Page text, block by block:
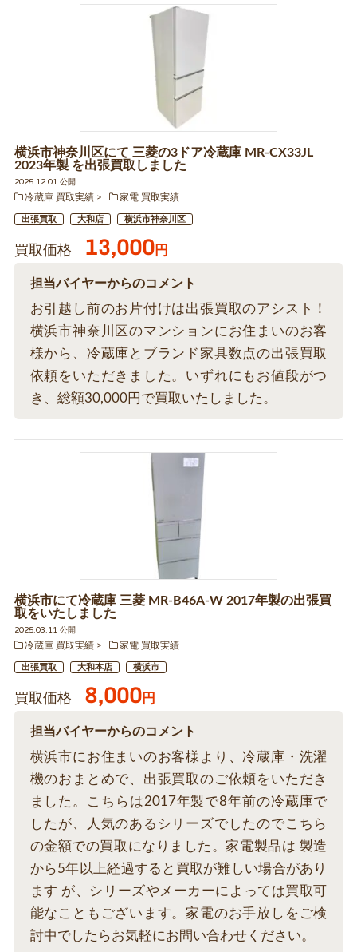
横浜市神奈川区にて 三菱の3ドア冷蔵庫 MR-CX33JL
2023年製 を出張買取しました
2025.12.01 公開
冷蔵庫 買取実績
家電 買取実績
出張買取 大和店 横浜市神奈川区
買取価格 13,000円
担当バイヤーからのコメント
お引越し前のお片付けは出張買取のアシスト！
横浜市神奈川区のマンションにお住まいのお客
様から、冷蔵庫とブランド家具数点の出張買取
依頼をいただきました。いずれにもお値段がつ
き、総額30,000円で買取いたしました。
横浜市にて冷蔵庫 三菱 MR-B46A-W 2017年製の出張買
取をいたしました
2025.03.11 公開
冷蔵庫 買取実績
家電 買取実績
出張買取 大和本店 横浜市
買取価格 8,000円
担当バイヤーからのコメント
横浜市にお住まいのお客様より、冷蔵庫・洗濯
機のおまとめで、出張買取のご依頼をいただき
ました。こちらは2017年製で8年前の冷蔵庫で
したが、人気のあるシリーズでしたのでこちら
の金額での買取になりました。家電製品は 製造
から5年以上経過すると買取が難しい場合があり
ます が、シリーズやメーカーによっては買取可
能なこともございます。家電のお手放しをご検
討中でしたらお気軽にお問い合わせください。